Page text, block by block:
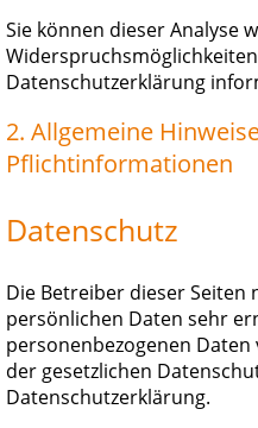
Sie können dieser Analyse
Datenschutzerklärung
2. Allgemeine
Pflichtinformationen
Datenschutz
Die Betreiber dieser Seiten
persönlichen Daten sehr
personenbezogenen
der gesetzlichen
Datenschutzerklärung.